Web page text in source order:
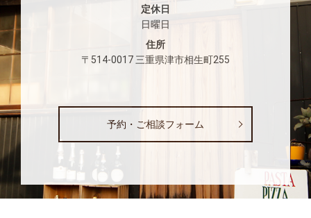
定休日
日曜日
住所
〒514-0017 三重県津市相生町255
予約・ご相談フォーム